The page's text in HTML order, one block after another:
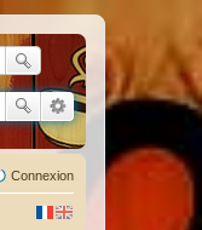
Connexion